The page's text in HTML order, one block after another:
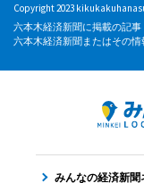
Copyright 2023
六本木経済新聞に掲載の記
六本木経済新聞またはその情
みんなの経済新聞